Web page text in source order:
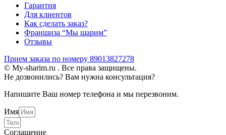
Гарантия
Для клиентов
Как сделать заказ?
Франшиза “Мы шарим”
Отзывы
Прием заказа по номеру 89013827278
© My-sharim.ru . Все права защищены.
Не дозвонились? Вам нужна консультация?
Напишите Ваш номер телефона и мы перезвоним.
Имя
Соглашение